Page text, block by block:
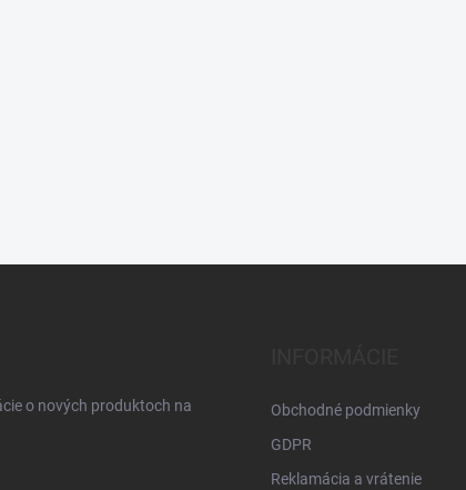
o nových produktoch na
Obchodné podmienky
GDPR
Reklamácia a vrátenie